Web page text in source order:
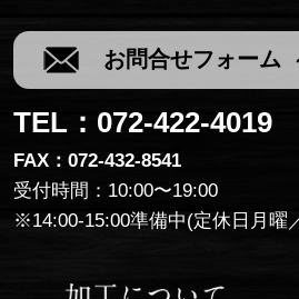
お問合せフォーム
TEL：072-422-4019
FAX：072-432-8541
受付時間：10:00〜19:00
※14:00‐15:00準備中(定休日月曜